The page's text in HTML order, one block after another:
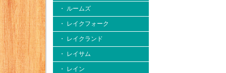
・ ルームズ
・ レイクフォーク
・ レイクランド
・ レイサム
・ レイン